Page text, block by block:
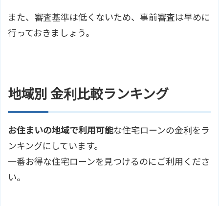
また、審査基準は低くないため、事前審査は早めに
行っておきましょう。
地域別 金利比較ランキング
お住まいの地域で利用可能な住宅ローンの金利をラ
ンキングにしています。
一番お得な住宅ローンを見つけるのにご利用くださ
い。